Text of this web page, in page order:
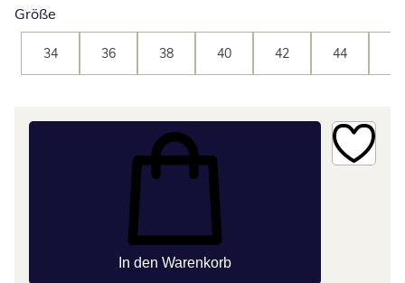
Größe
34 36 38 40 42 44
In den Warenkorb